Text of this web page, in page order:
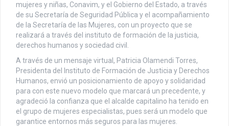
mujeres y niñas, Conavim, y el Gobierno del Estado, a través
de su Secretaría de Seguridad Pública y el acompañamiento
de la Secretaría de las Mujeres, con un proyecto que se
realizará a través del instituto de formación de la justicia,
derechos humanos y sociedad civil.
A través de un mensaje virtual, Patricia Olamendi Torres,
Presidenta del Instituto de Formación de Justicia y Derechos
Humanos, envió un posicionamiento de apoyo y solidaridad
para con este nuevo modelo que marcará un precedente, y
agradeció la confianza que el alcalde capitalino ha tenido en
el grupo de mujeres especialistas, pues será un modelo que
garantice entornos más seguros para las mujeres.